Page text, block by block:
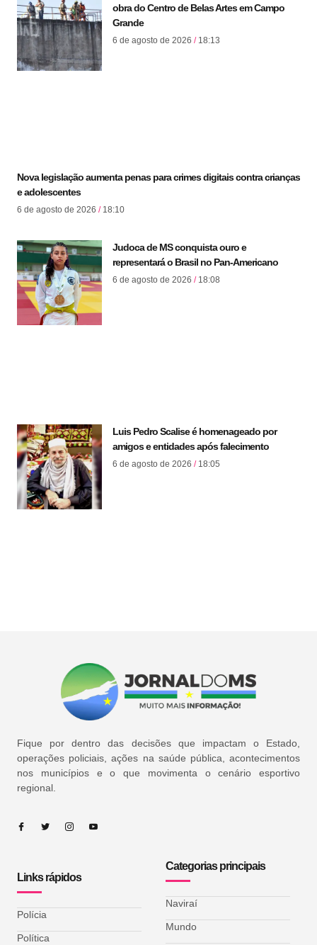
obra do Centro de Belas Artes em Campo
Grande
6 de agosto de 2026 18:13
Nova legislação aumenta penas para crimes digitais contra crianças
e adolescentes
6 de agosto de 2026 18:10
Judoca de MS conquista ouro e
representará o Brasil no Pan-Americano
6 de agosto de 2026 18:08
Luis Pedro Scalise é homenageado por
amigos e entidades após falecimento
6 de agosto de 2026 18:05
Fique por dentro das decisões que impactam o Estado,
operações policiais, ações na saúde pública, acontecimentos
nos municípios e o que movimenta o cenário esportivo
regional.
Links rápidos
Polícia
Política
Categorias principais
Naviraí
Mundo